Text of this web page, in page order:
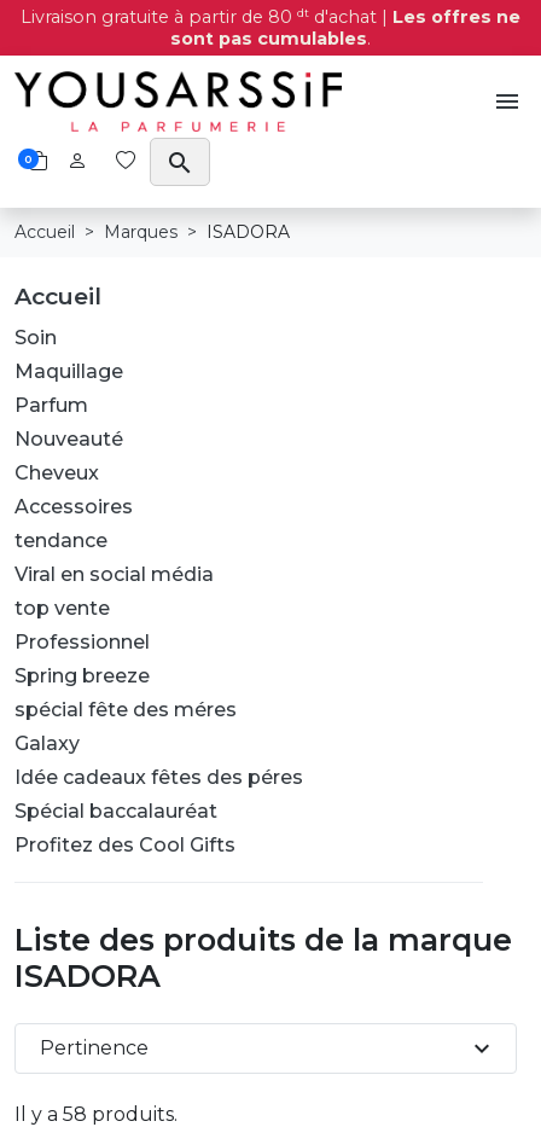
Livraison gratuite à partir de 80 dt d'achat | Les offres ne
sont pas cumulables.
menu
0 search
Accueil Marques ISADORA
Accueil
Soin
Maquillage
Parfum
Nouveauté
Cheveux
Accessoires
tendance
Viral en social média
top vente
Professionnel
Spring breeze
spécial fête des méres
Galaxy
Idée cadeaux fêtes des péres
Spécial baccalauréat
Profitez des Cool Gifts
Liste des produits de la marque
ISADORA
Il y a 58 produits.
Pertinence expand_more